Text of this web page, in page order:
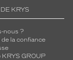
KRYS
nous ?
de la confiance
GROUP